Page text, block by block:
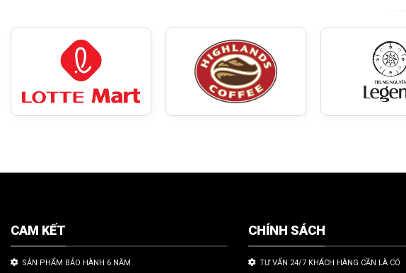
CAM KẾT
SẢN PHẨM BẢO HÀNH 6 NĂM
CHÍNH SÁCH
TƯ VẤN 24/7 KHÁCH HÀNG CẦN LÀ CÓ